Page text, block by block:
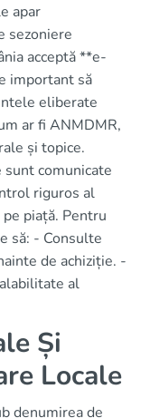
apar
sezoniere
acceptă **e-
important să
eliberate
ar fi ANMDMR,
și topice.
comunicate
riguros al
piață. Pentru
să: - Consulte
de achiziție. -
al
Și
Locale
denumirea de